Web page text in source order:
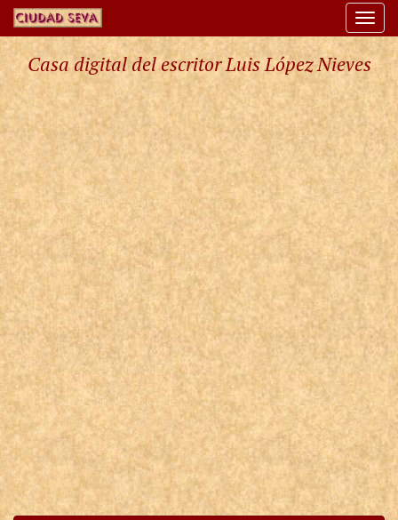
Casa digital del escritor Luis López Nieves